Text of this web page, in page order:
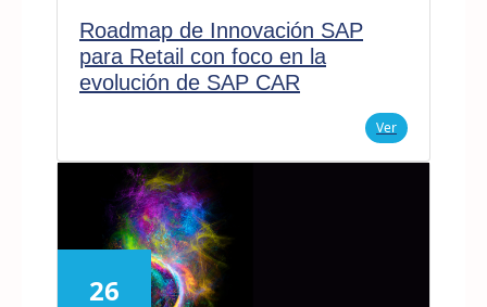
Roadmap de Innovación SAP
para Retail con foco en la
evolución de SAP CAR
Ver
26